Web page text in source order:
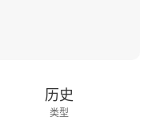
历史
类型